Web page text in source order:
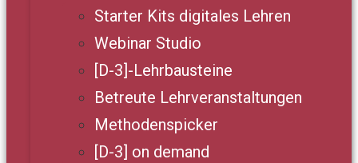
Starter Kits digitales Lehren
Webinar Studio
[D-3]-Lehrbausteine
Betreute Lehrveranstaltungen
Methodenspicker
[D-3] on demand